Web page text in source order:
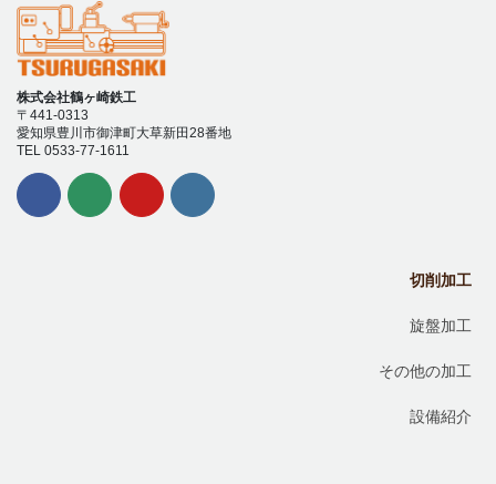
株式会社鶴ヶ崎鉄工
〒441-0313
愛知県豊川市御津町大草新田28番地
TEL 0533-77-1611
切削加工
旋盤加工
その他の加工
設備紹介